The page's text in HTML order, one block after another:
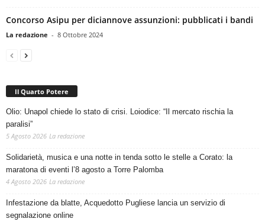
Concorso Asipu per diciannove assunzioni: pubblicati i bandi
La redazione - 8 Ottobre 2024
Il Quarto Potere
Olio: Unapol chiede lo stato di crisi. Loiodice: “Il mercato rischia la
paralisi”
5 Agosto 2026 La redazione
Solidarietà, musica e una notte in tenda sotto le stelle a Corato: la
maratona di eventi l’8 agosto a Torre Palomba
4 Agosto 2026 La redazione
Infestazione da blatte, Acquedotto Pugliese lancia un servizio di
segnalazione online